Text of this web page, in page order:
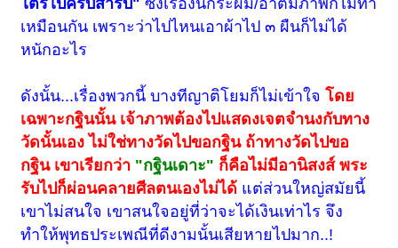
ไตรไปครบสำรับ" ซึ่งเรื่องนี้กระผม/อาตมภาพก็ไม่ทำ
เหมือนกัน เพราะว่าไปไหนเอาผ้าไป ๓ ผืนก็ไม่ได้
หนักอะไร
ดังนั้น...เรื่องพวกนี้ บางทีญาติโยมก็ไม่เข้าใจ โดย
เฉพาะกฐินนั้น เจ้าภาพต้องไปแสดงเจตจำนงกับทาง
วัดนั้นเอง ไม่ใช่ทางวัดไปขอกฐิน ถ้าทางวัดไปขอ
กฐิน เขาเรียกว่า "กฐินเดาะ" ก็คือไม่มีอานิสงส์ พระ
รับไปก็ผ่อนคลายศีลตนเองไม่ได้ แต่ส่วนใหญ่สมัยนี้
เขาไม่สนใจ เขาสนใจอยู่ที่ว่าจะได้เงินเท่าไร จึง
ทำให้พุทธประเพณีที่ดีงามนั้นเสียหายไปมาก..!